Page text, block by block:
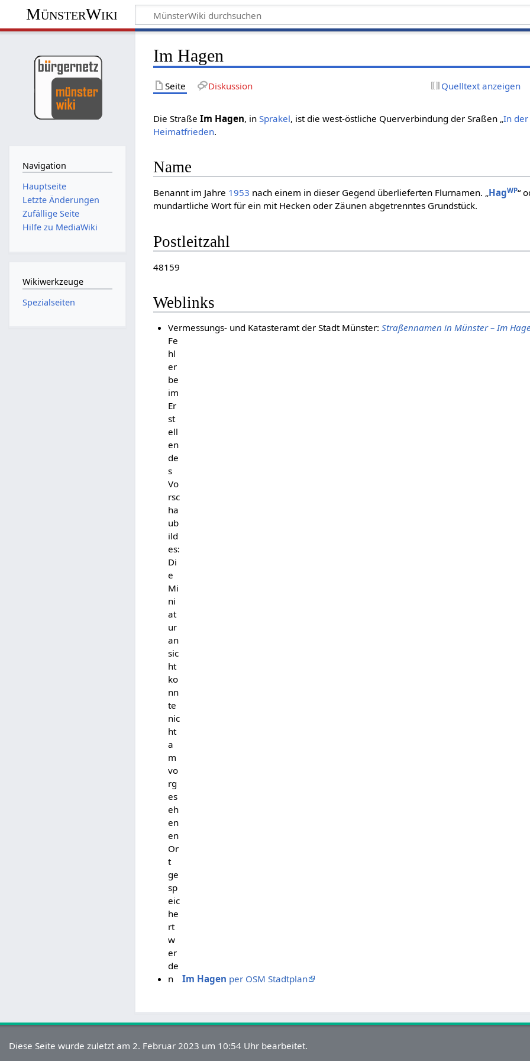
MünsterWiki
Im Hagen
Seite Diskussion Quelltext anzeigen
Die StraßeIm Hagen, inSprakel, ist die west-östliche Querverbindung der Sraßen „In der
Heimatfrieden.
Name
Benannt im Jahre 1953 nach einem in dieser Gegend überlieferten Flurnamen. „HagWP“
mundartliche Wort für ein mit Hecken oder Zäunen abgetrenntes Grundstück.
Postleitzahl
48159
Weblinks
Vermessungs- und Katasteramt der Stadt Münster: Straßennamen in Münster – Im
Fe
hl
er
be
im
Er
st
ell
en
de
s
Vo
rsc
ha
ub
ild
es:
Di
e
Mi
ni
at
ur
an
sic
ht
ko
nn
te
nic
ht
a
m
vo
rg
es
eh
en
en
Or
t
ge
sp
eic
he
rt
w
er
de
n
Im Hagen per OSM Stadtplan
Navigation
Hauptseite
Letzte Änderungen
Zufällige Seite
Hilfe zu MediaWiki
Wikiwerkzeuge
Spezialseiten
Diese Seite wurde zuletzt am 2. Februar 2023 um 10:54 Uhr bearbeitet.